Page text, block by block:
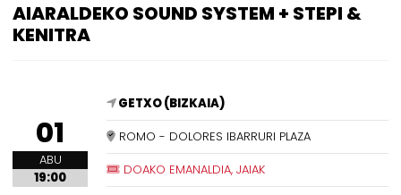
AIARALDEKO SOUND SYSTEM + STEPI &
KENITRA
01
ABU
19:00
GETXO (BIZKAIA)
ROMO - DOLORES IBARRURI PLAZA
DOAKO EMANALDIA, JAIAK